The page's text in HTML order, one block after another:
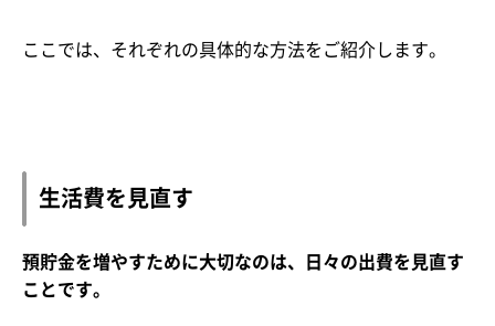
ここでは、それぞれの具体的な方法をご紹介します。
生活費を見直す
預貯金を増やすために大切なのは、日々の出費を見直す
ことです。